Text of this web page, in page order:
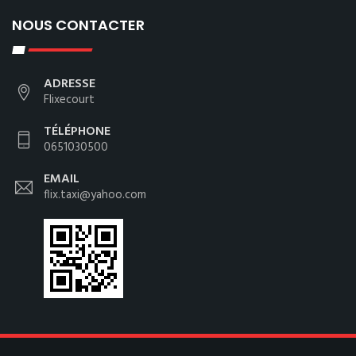
NOUS CONTACTER
ADRESSE
Flixecourt
TÉLÉPHONE
0651030500
EMAIL
flix.taxi@yahoo.com